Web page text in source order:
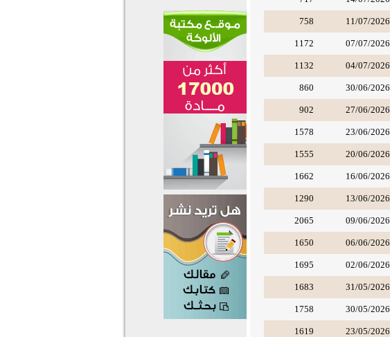
11/07/2026
758
07/07/2026
1172
04/07/2026
1132
30/06/2026
860
27/06/2026
902
23/06/2026
1578
20/06/2026
1555
16/06/2026
1662
13/06/2026
1290
09/06/2026
2065
06/06/2026
1650
02/06/2026
1695
31/05/2026
1683
30/05/2026
1758
23/05/2026
1619